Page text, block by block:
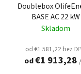
Doublebox
BASE AC 22 kW
Skladom
od €1 581,22 bez
od€1 913,28